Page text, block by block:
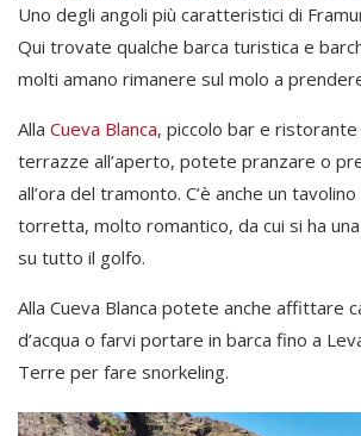
Uno degli angoli più caratteristici di
Qui trovate qualche barca turistica e
molti amano rimanere sul molo a
Alla Cueva Blanca, piccolo bar e
terrazze all’aperto, potete pranzare o
all’ora del tramonto. C’è anche un
torretta, molto romantico, da cui si ha
su tutto il golfo.
Alla Cueva Blanca potete anche affittare
d’acqua o farvi portare in barca fino a
Terre per fare snorkeling.